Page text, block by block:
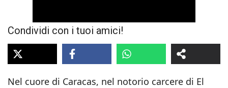
Condividi con i tuoi amici!
Nel cuore di Caracas, nel notorio carcere di El